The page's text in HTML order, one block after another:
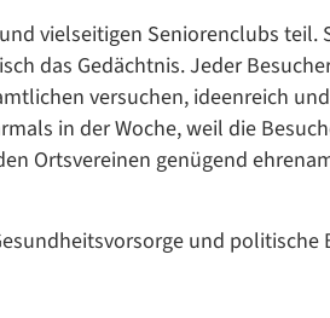
vielseitigen Seniorenclubs teil.
das Gedächtnis. Jeder
versuchen, ideenreich
in der Woche, weil die
Ortsvereinen genügend
und politische